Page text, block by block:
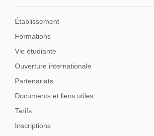
Établissement
Formations
Vie étudiante
Ouverture internationale
Partenariats
Documents et liens utiles
Tarifs
Inscriptions